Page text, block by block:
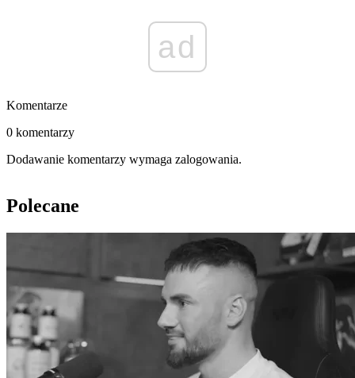
ad
Komentarze
0 komentarzy
Dodawanie komentarzy wymaga zalogowania.
Polecane